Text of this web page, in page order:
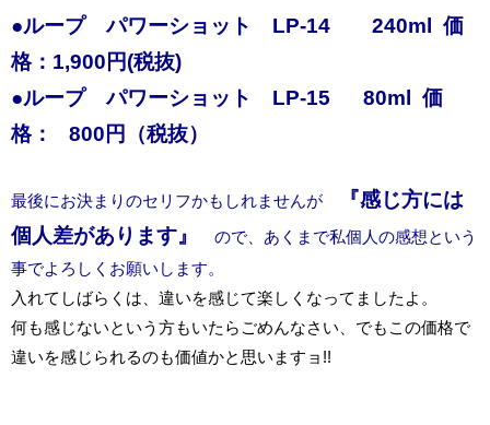
●ループ パワーショット LP-14 240ml 価
格：1,900円(税抜)
●ループ パワーショット LP-15 80ml 価
格： 800円（税抜）
最後にお決まりのセリフかもしれませんが
『感じ方には
個人差があります』
ので、あくまで私個人の感想という
事でよろしくお願いします。
入れてしばらくは、違いを感じて楽しくなってましたよ。
何も感じないという方もいたらごめんなさい、でもこの価格で
違いを感じられるのも価値かと思いますョ!!